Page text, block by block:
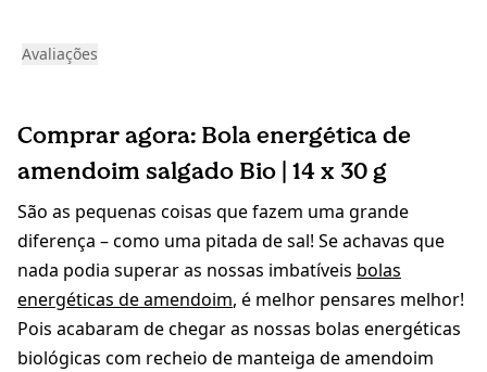
Avaliações
Comprar agora: Bola energética de
amendoim salgado Bio | 14 x 30 g
São as pequenas coisas que fazem uma grande
diferença – como uma pitada de sal! Se achavas que
nada podia superar as nossas imbatíveis bolas
energéticas de amendoim, é melhor pensares melhor!
Pois acabaram de chegar as nossas bolas energéticas
biológicas com recheio de manteiga de amendoim